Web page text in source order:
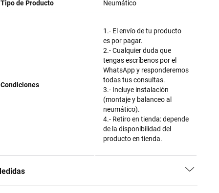
Tipo de Producto Neumático
Condiciones
1.- El envío de tu producto
es por pagar.
2.- Cualquier duda que
tengas escríbenos por el
WhatsApp y responderemos
todas tus consultas.
3.- Incluye instalación
(montaje y balanceo al
neumático).
4.- Retiro en tienda: depende
de la disponibilidad del
producto en tienda.